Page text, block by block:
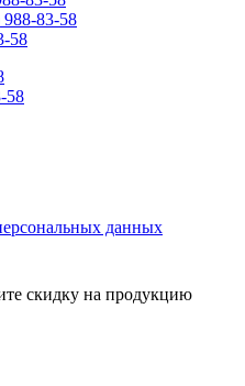
83-58
58
58
данных
скидку на продукцию